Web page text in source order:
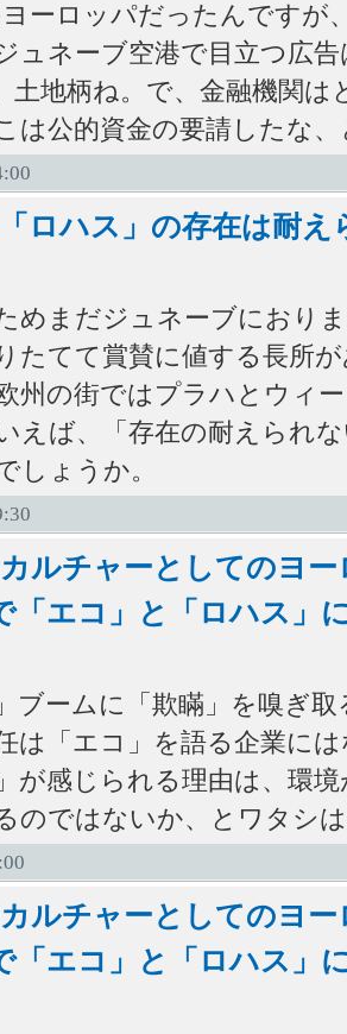
ーロッパだったんですが
ュネーブ空港で目立つ広
土地柄ね。で、金融機関
は公的資金の要請したな
「ロハス」の存在は耐
めまだジュネーブにおり
たてて賞賛に値する長所
州の街ではプラハとウィ
えば、「存在の耐えられ
しょうか。
ルチャーとしてのヨ
「エコ」と「ロハス」
ブームに「欺瞞」を嗅ぎ
は「エコ」を語る企業に
が感じられる理由は、環
のではないか、とワタシ
ルチャーとしてのヨ
「エコ」と「ロハス」